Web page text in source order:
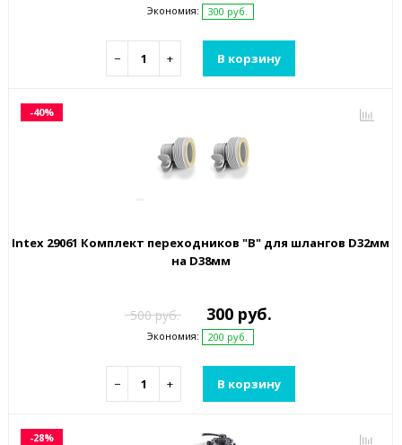
Экономия: 300 руб.
− + В корзину
-40%
Intex 29061 Комплект переходников "В" для шлангов D32мм
на D38мм
500 руб. 300 руб.
Экономия: 200 руб.
− + В корзину
-28%